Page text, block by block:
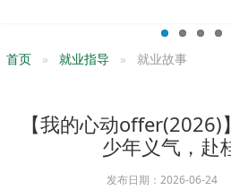
首页 就业指导 就业故事
【我的心动
少年义气，赴
发布日期：2026-06-